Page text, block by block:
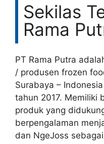
Sekilas
Rama
PT Rama Putra
/ produsen frozen
Surabaya –
tahun 2017. Memiliki
produk yang
berpengalaman
dan NgeJoss